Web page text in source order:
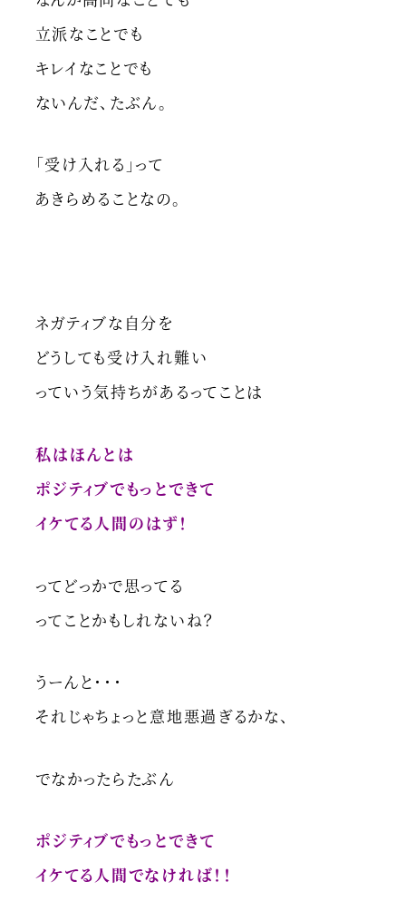
立派なことでも
キレイなことでも
ないんだ、たぶん。
「受け入れる」って
あきらめることなの。
ネガティブな自分を
どうしても受け入れ難い
っていう気持ちがあるってことは
私はほんとは
ポジティブでもっとできて
イケてる人間のはず！
ってどっかで思ってる
ってことかもしれないね？
うーんと・・・
それじゃちょっと意地悪過ぎるかな、
でなかったらたぶん
ポジティブでもっとできて
イケてる人間でなければ！！